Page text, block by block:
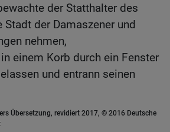
der Statthalter des
der Damaszener und
nehmen,
einem Korb durch ein Fenster
und entrann seinen
Übersetzung, revidiert 2017, © 2016 Deutsche